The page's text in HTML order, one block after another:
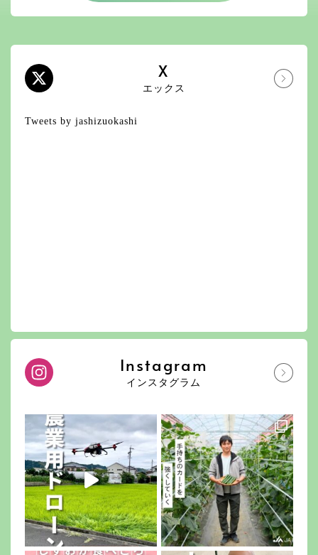
X
エックス
Tweets by jashizuokashi
Instagram
インスタグラム